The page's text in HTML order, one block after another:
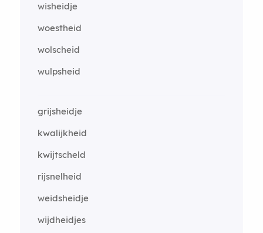
wisheidje
woestheid
wolscheid
wulpsheid
grijsheidje
kwalijkheid
kwijtscheld
rijsnelheid
weidsheidje
wijdheidjes